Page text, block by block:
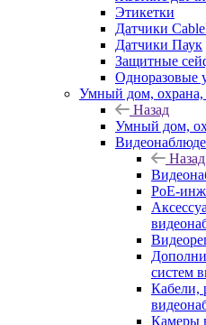
Этикетки
Датчики
Датчики Паук
Защитные
Одноразовые
Умный дом, охрана,
Назад
Умный дом,
Назад
PoE-
систем
Кабели,
Камеры